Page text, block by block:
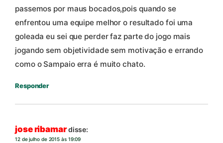
passemos por maus bocados,pois quando se
enfrentou uma equipe melhor o resultado foi uma
goleada eu sei que perder faz parte do jogo mais
jogando sem objetividade sem motivação e errando
como o Sampaio erra é muito chato.
Responder
jose ribamardisse:
12 de julho de 2015 às 19:09